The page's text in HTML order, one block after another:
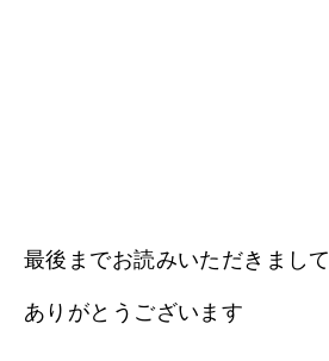
最後までお読みいただきまして
ありがとうございます